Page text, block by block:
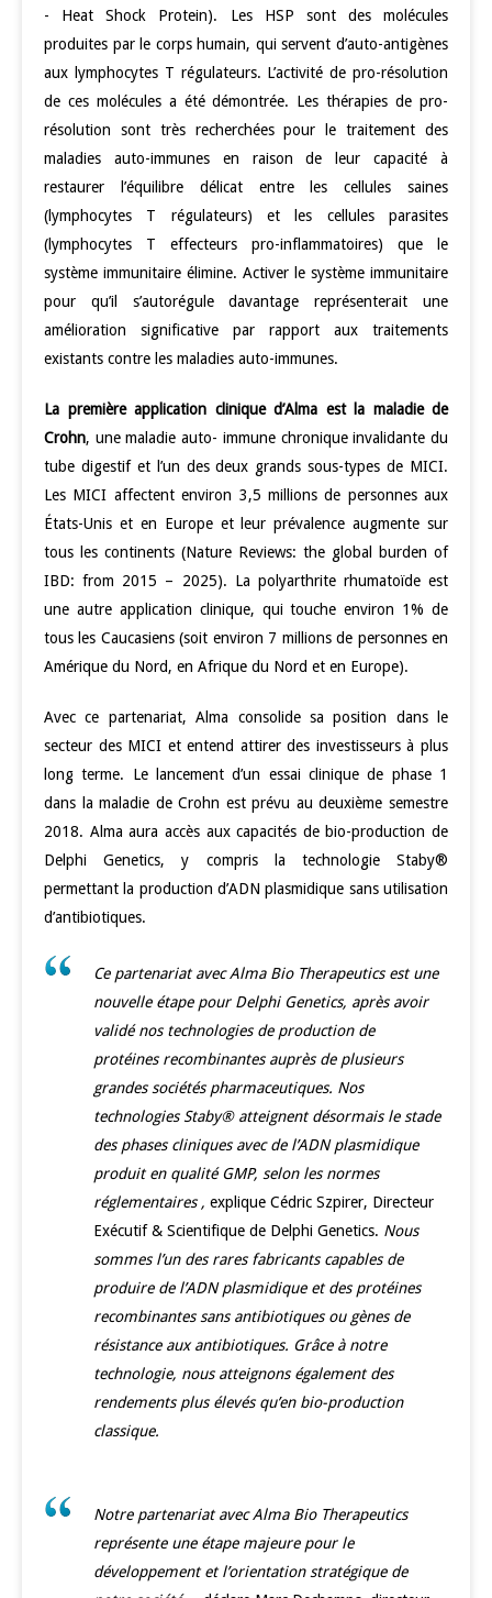
- Heat Shock Protein). Les HSP sont des molécules
produites par le corps humain, qui servent d’auto-antigènes
aux lymphocytes T régulateurs. L’activité de pro-résolution
de ces molécules a été démontrée. Les thérapies de pro-
résolution sont très recherchées pour le traitement des
maladies auto-immunes en raison de leur capacité à
restaurer l’équilibre délicat entre les cellules saines
(lymphocytes T régulateurs) et les cellules parasites
(lymphocytes T effecteurs pro-inflammatoires) que le
système immunitaire élimine. Activer le système immunitaire
pour qu’il s’autorégule davantage représenterait une
amélioration significative par rapport aux traitements
existants contre les maladies auto-immunes.
La première application clinique d’Alma est la maladie de
Crohn, une maladie auto- immune chronique invalidante du
tube digestif et l’un des deux grands sous-types de MICI.
Les MICI affectent environ 3,5 millions de personnes aux
États-Unis et en Europe et leur prévalence augmente sur
tous les continents (Nature Reviews: the global burden of
IBD: from 2015 – 2025). La polyarthrite rhumatoïde est
une autre application clinique, qui touche environ 1% de
tous les Caucasiens (soit environ 7 millions de personnes en
Amérique du Nord, en Afrique du Nord et en Europe).
Avec ce partenariat, Alma consolide sa position dans le
secteur des MICI et entend attirer des investisseurs à plus
long terme. Le lancement d’un essai clinique de phase 1
dans la maladie de Crohn est prévu au deuxième semestre
2018. Alma aura accès aux capacités de bio-production de
Delphi Genetics, y compris la technologie Staby®
permettant la production d’ADN plasmidique sans utilisation
d’antibiotiques.
Ce partenariat avec Alma Bio Therapeutics est une
nouvelle étape pour Delphi Genetics, après avoir
validé nos technologies de production de
protéines recombinantes auprès de plusieurs
grandes sociétés pharmaceutiques. Nos
technologies Staby® atteignent désormais le stade
des phases cliniques avec de l’ADN plasmidique
produit en qualité GMP, selon les normes
réglementaires , explique Cédric Szpirer, Directeur
Exécutif & Scientifique de Delphi Genetics. Nous
sommes l’un des rares fabricants capables de
produire de l’ADN plasmidique et des protéines
recombinantes sans antibiotiques ou gènes de
résistance aux antibiotiques. Grâce à notre
technologie, nous atteignons également des
rendements plus élevés qu’en bio-production
classique.
Notre partenariat avec Alma Bio Therapeutics
représente une étape majeure pour le
développement et l’orientation stratégique de